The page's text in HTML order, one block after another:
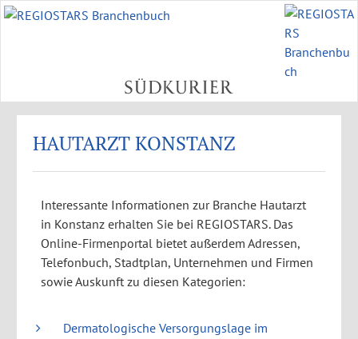
HAUTARZT KONSTANZ
Interessante Informationen zur Branche Hautarzt
in Konstanz erhalten Sie bei REGIOSTARS. Das
Online-Firmenportal bietet außerdem Adressen,
Telefonbuch, Stadtplan, Unternehmen und Firmen
sowie Auskunft zu diesen Kategorien:
Dermatologische Versorgungslage im